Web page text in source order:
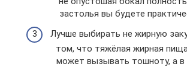
застолья вы будете
Лучше выбирать не жирную
том, что тяжёлая жирная
может вызывать тошноту, а в